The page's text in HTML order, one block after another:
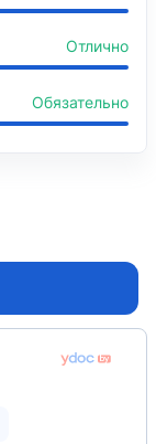
Отлично
Обязательно